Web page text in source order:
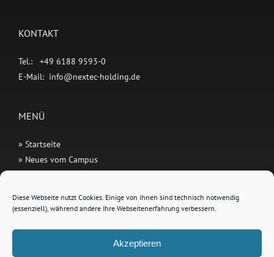
Diese Webseite nutzt Cookies. Einige von ihnen sind technisch notwendig
(essenziell), während andere Ihre Webseitenerfahrung verbessern.
Akzeptieren
KONTAKT
Tel.: +49 6188 9593-0
E-Mail: info@nextec-holding.de
MENÜ
» Startseite
» Neues vom Campus
RECHTLICHES